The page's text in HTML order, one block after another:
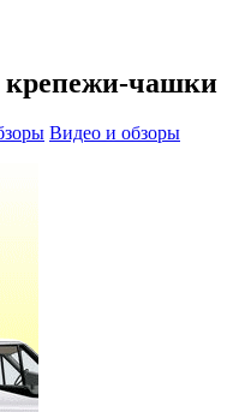
чашки
Видео и обзоры